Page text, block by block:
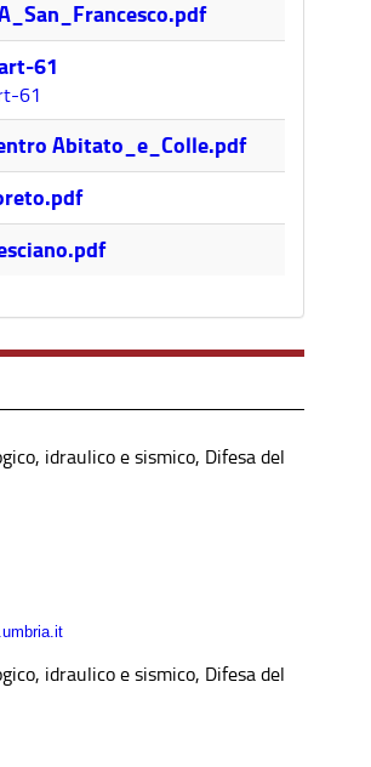
61
61
Abitato_e_Colle.pdf
idraulico e sismico, Difesa del
idraulico e sismico, Difesa del